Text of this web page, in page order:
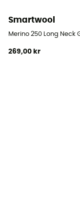
Smartwool
Merino 250 Long Neck
269,00 kr